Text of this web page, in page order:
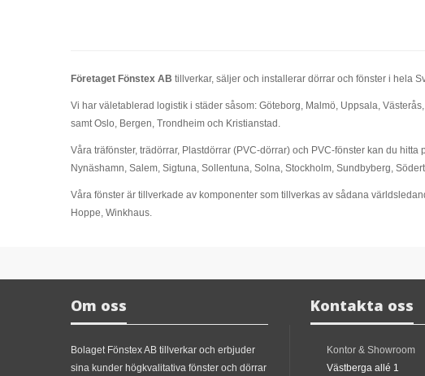
Företaget Fönstex AB tillverkar, säljer och installerar dörrar och fönster i hela
Vi har väletablerad logistik i städer såsom: Göteborg, Malmö, Uppsala,
samt Oslo, Bergen, Trondheim och Kristianstad.
Våra träfönster, trädörrar, Plastdörrar (PVC-dörrar) och PVC-fönster kan du
Nynäshamn, Salem, Sigtuna, Sollentuna, Solna, Stockholm, Sundbyberg,
Våra fönster är tillverkade av komponenter som tillverkas av sådana
Hoppe, Winkhaus.
Om oss
Bolaget Fönstex AB tillverkar och erbjuder
sina kunder högkvalitativa fönster och dörrar
Kontakta oss
Kontor & Showroom
Västberga allé 1